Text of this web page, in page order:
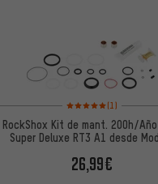
Valoración media: 5
(1)
RockShox Kit de mant. 200h/
Super Deluxe RT3 A1 desde
26,99€